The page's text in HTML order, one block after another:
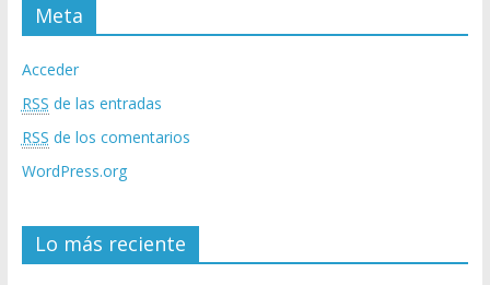
Meta
Acceder
RSS de las entradas
RSS de los comentarios
WordPress.org
Lo más reciente